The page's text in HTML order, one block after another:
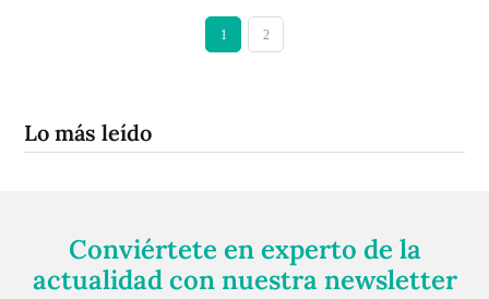
1 2
Lo más leído
Conviértete en experto de la
actualidad con nuestra newsletter